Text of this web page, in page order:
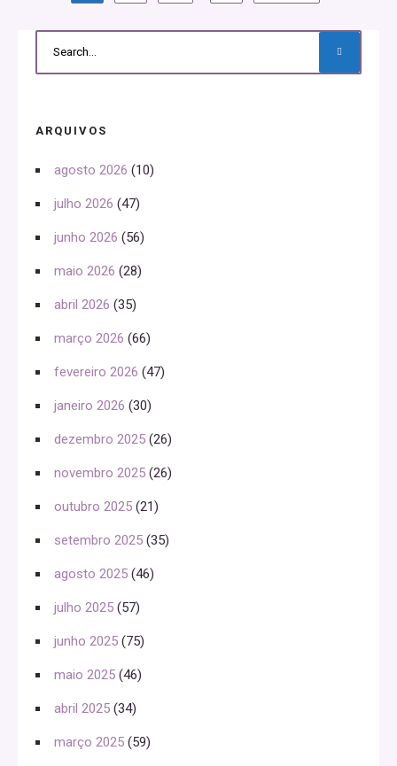
ARQUIVOS
agosto 2026 (10)
julho 2026 (47)
junho 2026 (56)
maio 2026 (28)
abril 2026 (35)
março 2026 (66)
fevereiro 2026 (47)
janeiro 2026 (30)
dezembro 2025 (26)
novembro 2025 (26)
outubro 2025 (21)
setembro 2025 (35)
agosto 2025 (46)
julho 2025 (57)
junho 2025 (75)
maio 2025 (46)
abril 2025 (34)
março 2025 (59)